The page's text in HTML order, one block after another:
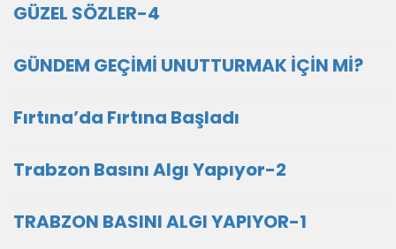
GÜZEL SÖZLER-4
GÜNDEM GEÇİMİ UNUTTURMAK İÇİN Mİ?
Fırtına’da Fırtına Başladı
Trabzon Basını Algı Yapıyor-2
TRABZON BASINI ALGI YAPIYOR-1